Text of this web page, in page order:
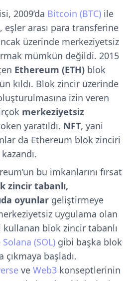
2009’da Bitcoin (BTC) ile
eşler arası para transferine
üzerinde merkeziyetsiz
mümkün değildi. 2015
Ethereum (ETH) blok
kıldı. Blok zincir üzerinde
izin veren
merkeziyetsiz
yaratıldı. NFT, yani
da Ethereum blok zinciri
bu imkanlarını fırsat
zincir tabanlı,
oyunlar geliştirmeye
uygulama olan
blok zincir tabanlı
Solana (SOL) gibi başka blok
başladı.
ve Web3 konseptlerinin